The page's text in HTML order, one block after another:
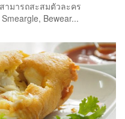
ามารถสะสมตัวละคร
Bewear...